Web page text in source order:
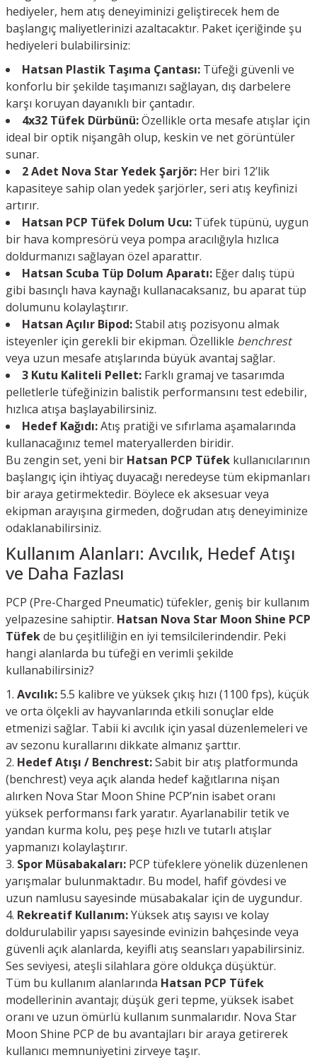
hediyeler, hem atış deneyiminizi geliştirecek hem de
başlangıç maliyetlerinizi azaltacaktır. Paket içeriğinde şu
hediyeleri bulabilirsiniz:
Hatsan Plastik Taşıma Çantası: Tüfeği güvenli ve
konforlu bir şekilde taşımanızı sağlayan, dış darbelere
karşı koruyan dayanıklı bir çantadır.
4x32 Tüfek Dürbünü:Özellikle orta mesafe atışlar için
ideal bir optik nişangâh olup, keskin ve net görüntüler
sunar.
2 Adet Nova Star Yedek Şarjör: Her biri 12’lik
kapasiteye sahip olan yedek şarjörler, seri atış keyfinizi
artırır.
Hatsan PCP Tüfek Dolum Ucu: Tüfek tüpünü, uygun
bir hava kompresörü veya pompa aracılığıyla hızlıca
doldurmanızı sağlayan özel aparattır.
Hatsan Scuba Tüp Dolum Aparatı: Eğer dalış tüpü
gibi basınçlı hava kaynağı kullanacaksanız, bu aparat tüp
dolumunu kolaylaştırır.
Hatsan Açılır Bipod:Stabil atış pozisyonu almak
isteyenler için gerekli bir ekipman. Özellikle benchrest
veya uzun mesafe atışlarında büyük avantaj sağlar.
3 Kutu Kaliteli Pellet: Farklı gramaj ve tasarımda
pelletlerle tüfeğinizin balistik performansını test edebilir,
hızlıca atışa başlayabilirsiniz.
Hedef Kağıdı:Atış pratiği ve sıfırlama aşamalarında
kullanacağınız temel materyallerden biridir.
Bu zengin set, yeni bir Hatsan PCP Tüfek kullanıcılarının
başlangıç için ihtiyaç duyacağı neredeyse tüm ekipmanları
bir araya getirmektedir. Böylece ek aksesuar veya
ekipman arayışına girmeden, doğrudan atış deneyiminize
odaklanabilirsiniz.
Kullanım Alanları: Avcılık, Hedef Atışı
ve Daha Fazlası
PCP (Pre-Charged Pneumatic) tüfekler, geniş bir kullanım
yelpazesine sahiptir. Hatsan Nova Star Moon Shine PCP
Tüfekde bu çeşitliliğin en iyi temsilcilerindendir. Peki
hangi alanlarda bu tüfeği en verimli şekilde
kullanabilirsiniz?
Avcılık:5.5 kalibre ve yüksek çıkış hızı (1100 fps), küçük
ve orta ölçekli av hayvanlarında etkili sonuçlar elde
etmenizi sağlar. Tabii ki avcılık için yasal düzenlemeleri ve
av sezonu kurallarını dikkate almanız şarttır.
Hedef Atışı / Benchrest:Sabit bir atış platformunda
(benchrest) veya açık alanda hedef kağıtlarına nişan
alırken Nova Star Moon Shine PCP’nin isabet oranı
yüksek performansı fark yaratır. Ayarlanabilir tetik ve
yandan kurma kolu, peş peşe hızlı ve tutarlı atışlar
yapmanızı kolaylaştırır.
Spor Müsabakaları: PCP tüfeklere yönelik düzenlenen
yarışmalar bulunmaktadır. Bu model, hafif gövdesi ve
uzun namlusu sayesinde müsabakalar için de uygundur.
Rekreatif Kullanım:Yüksek atış sayısı ve kolay
doldurulabilir yapısı sayesinde evinizin bahçesinde veya
güvenli açık alanlarda, keyifli atış seansları yapabilirsiniz.
Ses seviyesi, ateşli silahlara göre oldukça düşüktür.
Tüm bu kullanım alanlarında Hatsan PCP Tüfek
modellerinin avantajı; düşük geri tepme, yüksek isabet
oranı ve uzun ömürlü kullanım sunmalarıdır. Nova Star
Moon Shine PCP de bu avantajları bir araya getirerek
kullanıcı memnuniyetini zirveye taşır.